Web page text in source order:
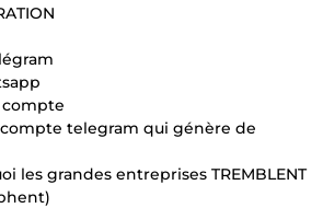
compte telegram qui génère de
les grandes entreprises TREMBLENT